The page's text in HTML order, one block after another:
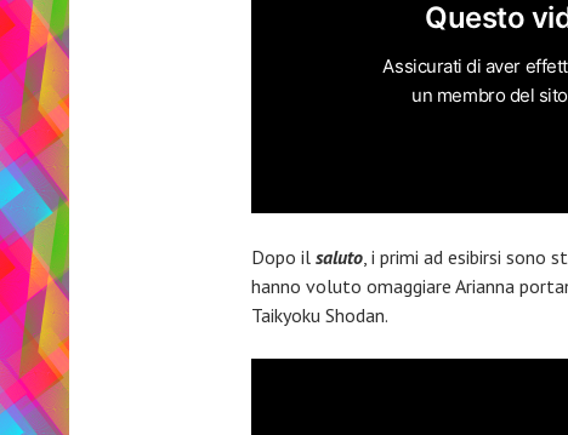
Dopo il saluto , i primi ad esibirsi sono
hanno voluto omaggiare Arianna
Taikyoku Shodan.